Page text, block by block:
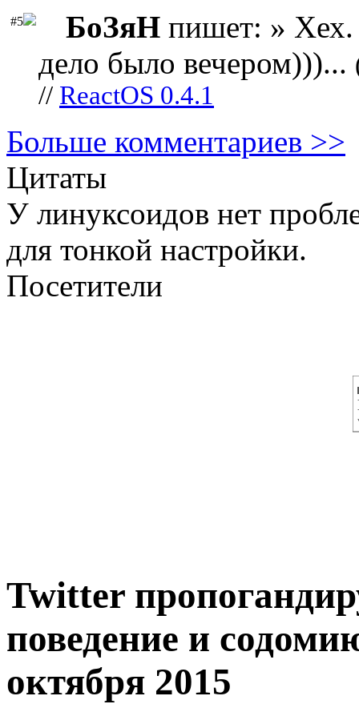
#5 БоЗяН пишет: » Хех.
дело было вечером)))...
// ReactOS 0.4.1
Больше комментариев >>
Цитаты
У линуксоидов нет
для тонкой настройки.
Посетители
Twitter
поведение и
октября 2015